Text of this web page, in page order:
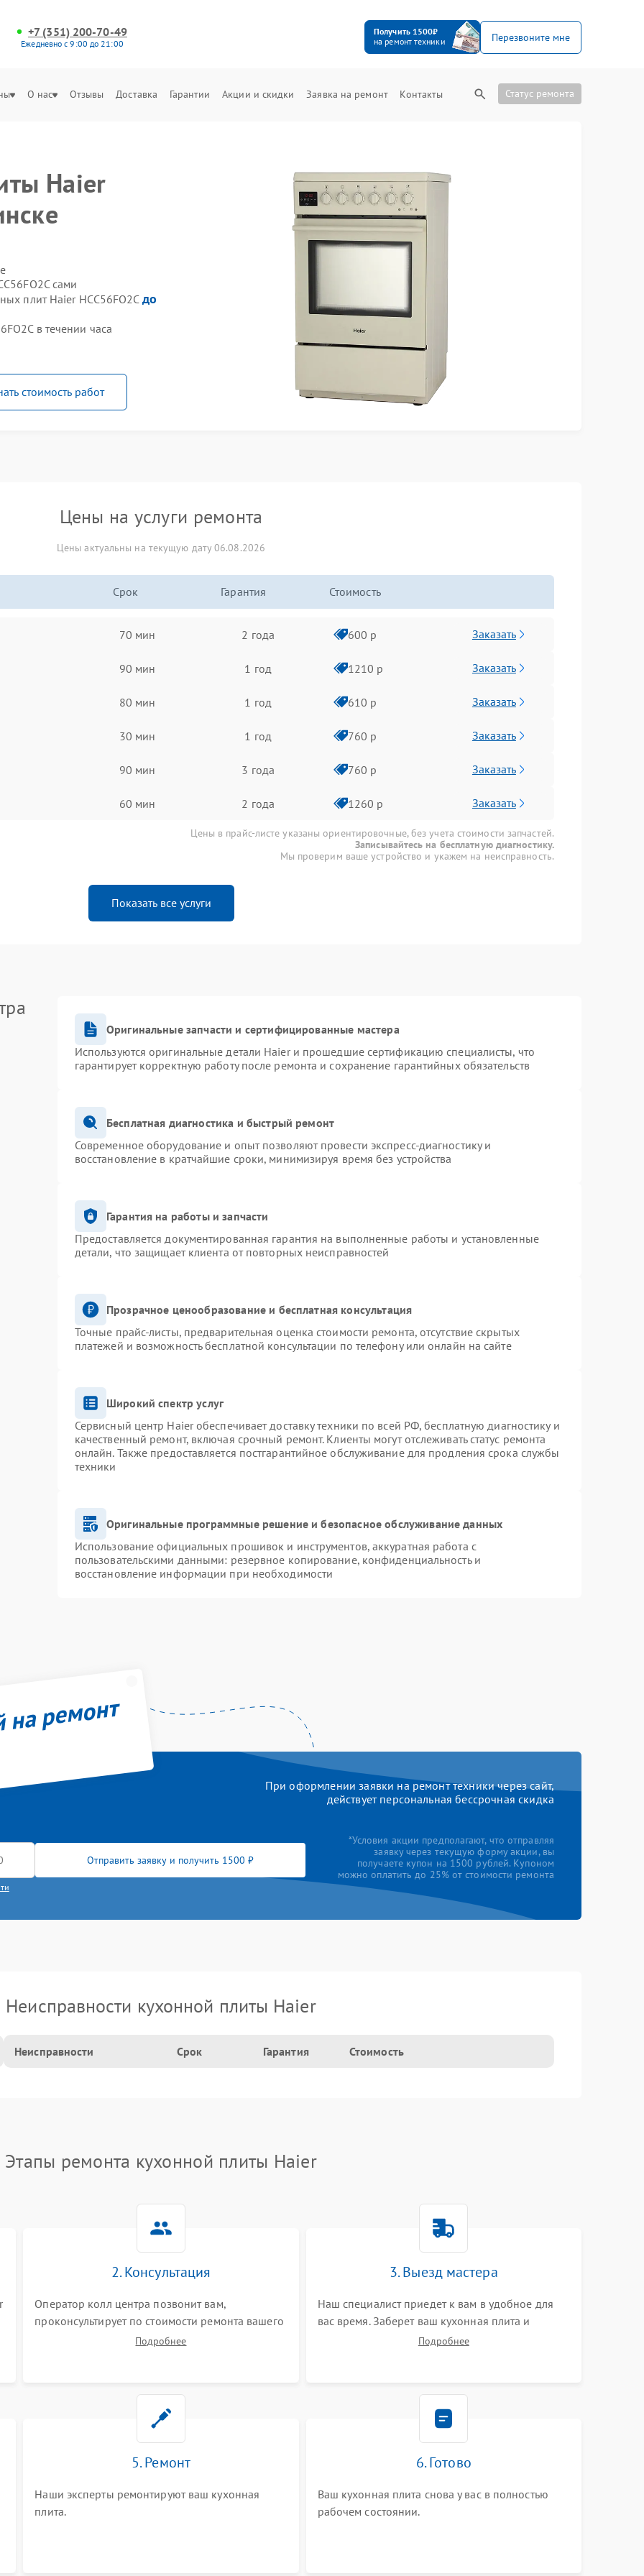
+7 (351) 200-70-49
Ежедневно с 9:00 до 21:00
Получить 1500₽
на ремонт техники
Перезвоните мне
О нас Отзывы Доставка Гарантии Акции и скидки Заявка на ремонт Контакты Статус ремонта
Haier
сами
плит Haier HCC56FO2C до
в течении часа
стоимость работ
Цены на услуги ремонта
Цены актуальны на текущую дату 06.08.2026
Срок Гарантия Стоимость
70 мин 2 года 600 р Заказать
90 мин 1 год 1210 р Заказать
80 мин 1 год 610 р Заказать
30 мин 1 год 760 р Заказать
90 мин 3 года 760 р Заказать
60 мин 2 года 1260 р Заказать
Цены в прайс-листе указаны ориентировочные, без учета стоимости запчастей.
Записывайтесь на бесплатную диагностику.
Мы проверим ваше устройство и укажем на неисправность.
Показать все услуги
Оригинальные запчасти и сертифицированные мастера
Используются оригинальные детали Haier и прошедшие сертификацию специалисты, что
гарантирует корректную работу после ремонта и сохранение гарантийных обязательств
Бесплатная диагностика и быстрый ремонт
Современное оборудование и опыт позволяют провести экспресс-диагностику и
восстановление в кратчайшие сроки, минимизируя время без устройства
Гарантия на работы и запчасти
Предоставляется документированная гарантия на выполненные работы и установленные
детали, что защищает клиента от повторных неисправностей
Прозрачное ценообразование и бесплатная консультация
Точные прайс-листы, предварительная оценка стоимости ремонта, отсутствие скрытых
платежей и возможность бесплатной консультации по телефону или онлайн на сайте
Широкий спектр услуг
Сервисный центр Haier обеспечивает доставку техники по всей РФ, бесплатную диагностику и
качественный ремонт, включая срочный ремонт. Клиенты могут отслеживать статус ремонта
онлайн. Также предоставляется постгарантийное обслуживание для продления срока службы
техники
Оригинальные программные решение и безопасное обслуживание данных
Использование официальных прошивок и инструментов, аккуратная работа с
пользовательскими данными: резервное копирование, конфиденциальность и
восстановление информации при необходимости
ремонт
При оформлении заявки на ремонт техники через сайт,
действует персональная бессрочная скидка
Отправить заявку и получить 1500 ₽
*Условия акции предполагают, что отправляя
заявку через текущую форму акции, вы
получаете купон на 1500 рублей. Купоном
можно оплатить до 25% от стоимости ремонта
Неисправности кухонной плиты Haier
Неисправности Срок Гарантия Стоимость
Этапы ремонта кухонной плиты Haier
2. Консультация
Оператор колл центра позвонит вам,
проконсультирует по стоимости ремонта вашего
кухонной плиты а также ответит на все ваши
Подробнее
3. Выезд мастера
Наш специалист приедет к вам в удобное для
вас время. Заберет ваш кухонная плита и
привезет на склад для диагностики.
Подробнее
5. Ремонт
Наши эксперты ремонтируют ваш кухонная
плита.
6. Готово
Ваш кухонная плита снова у вас в полностью
рабочем состоянии.